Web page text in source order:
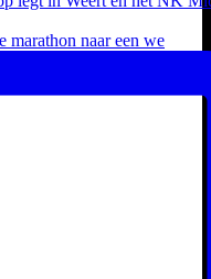
marathon naar een we